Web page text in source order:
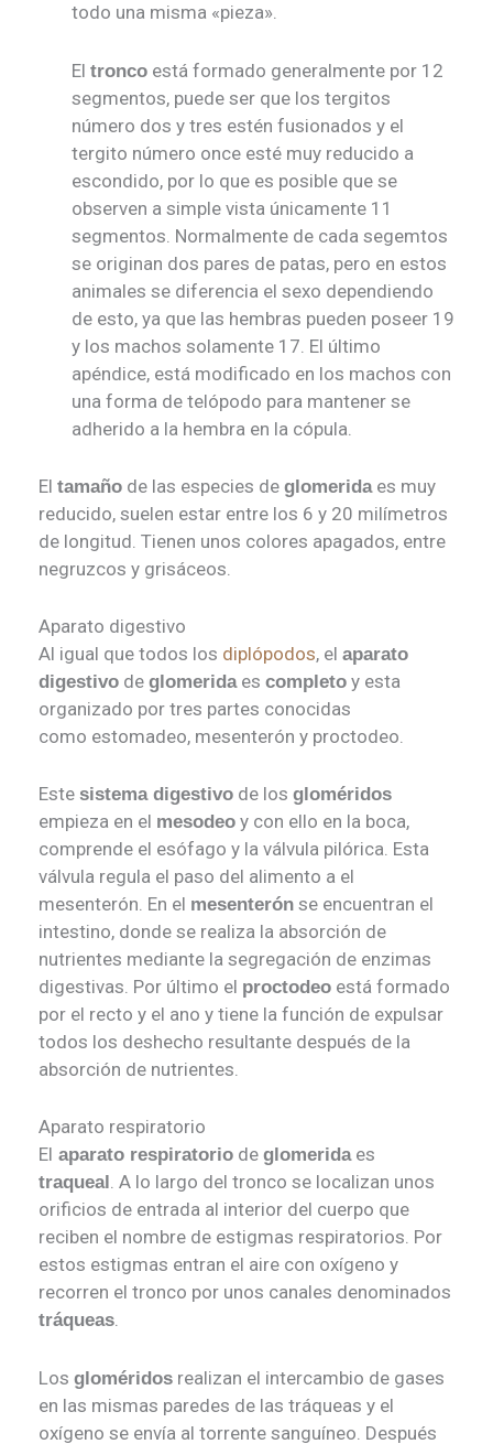
todo una misma «pieza».
El tronco está formado generalmente por 12
segmentos, puede ser que los tergitos
número dos y tres estén fusionados y el
tergito número once esté muy reducido a
escondido, por lo que es posible que se
observen a simple vista únicamente 11
segmentos. Normalmente de cada segemtos
se originan dos pares de patas, pero en estos
animales se diferencia el sexo dependiendo
de esto, ya que las hembras pueden poseer 19
y los machos solamente 17. El último
apéndice, está modificado en los machos con
una forma de telópodo para mantener se
adherido a la hembra en la cópula.
El tamaño de las especies de glomeridaes muy
reducido, suelen estar entre los 6 y 20 milímetros
de longitud. Tienen unos colores apagados, entre
negruzcos y grisáceos.
Aparato digestivo
Al igual que todos los diplópodos, el aparato
digestivo de glomeridaes completo y esta
organizado por tres partes conocidas
como estomadeo, mesenterón y proctodeo.
Este sistema digestivo de los gloméridos
empieza en el mesodeo y con ello en la boca,
comprende el esófago y la válvula pilórica. Esta
válvula regula el paso del alimento a el
mesenterón. En el mesenterón se encuentran el
intestino, donde se realiza la absorción de
nutrientes mediante la segregación de enzimas
digestivas. Por último el proctodeo está formado
por el recto y el ano y tiene la función de expulsar
todos los deshecho resultante después de la
absorción de nutrientes.
Aparato respiratorio
El aparato respiratorio de glomeridaes
traqueal . A lo largo del tronco se localizan unos
orificios de entrada al interior del cuerpo que
reciben el nombre de estigmas respiratorios. Por
estos estigmas entran el aire con oxígeno y
recorren el tronco por unos canales denominados
tráqueas.
Los gloméridos realizan el intercambio de gases
en las mismas paredes de las tráqueas y el
oxígeno se envía al torrente sanguíneo. Después